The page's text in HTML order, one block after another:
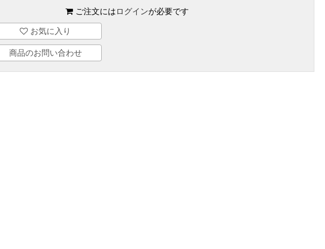
ご注文には ログインが必要です
お気に入り
商品のお問い合わせ